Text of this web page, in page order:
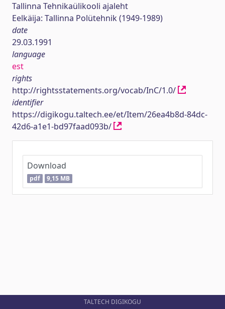
Tallinna Tehnikaülikooli ajaleht
Eelkäija: Tallinna Polütehnik (1949-1989)
date
29.03.1991
language
est
rights
http://rightsstatements.org/vocab/InC/1.0/
identifier
https://digikogu.taltech.ee/et/Item/26ea4b8d-84dc-
42d6-a1e1-bd97faad093b/
Download
pdf 9,15 MB
TALTECH DIGIKOGU